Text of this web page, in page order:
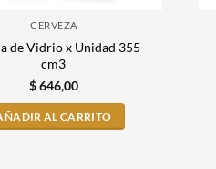
CERVEZA
de Vidrio x Unidad 355
cm3
$646,00
AL CARRITO